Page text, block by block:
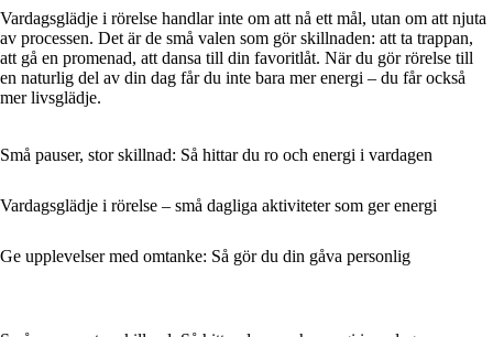
Vardagsglädje i rörelse handlar inte om att nå ett mål, utan om att njuta
av processen. Det är de små valen som gör skillnaden: att ta trappan,
att gå en promenad, att dansa till din favoritlåt. När du gör rörelse till
en naturlig del av din dag får du inte bara mer energi – du får också
mer livsglädje.
Små pauser, stor skillnad: Så hittar du ro och energi i vardagen
Vardagsglädje i rörelse – små dagliga aktiviteter som ger energi
Ge upplevelser med omtanke: Så gör du din gåva personlig